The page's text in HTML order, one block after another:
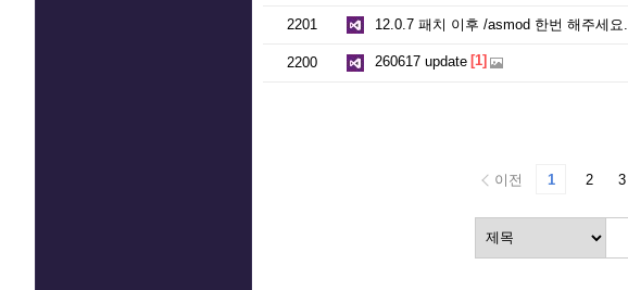
2201 12.0.7 패치 이후 /asmod 한번 해주세요.
2200 260617 update [1]
이전 1 2 3